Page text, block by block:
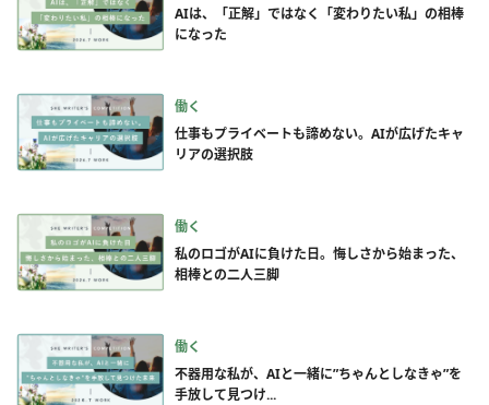
AIは、「正解」ではなく「変わりたい私」の相棒
になった
働く
仕事もプライベートも諦めない。AIが広げたキャ
リアの選択肢
働く
私のロゴがAIに負けた日。悔しさから始まった、
相棒との二人三脚
働く
不器用な私が、AIと一緒に”ちゃんとしなきゃ”を
手放して見つけ...